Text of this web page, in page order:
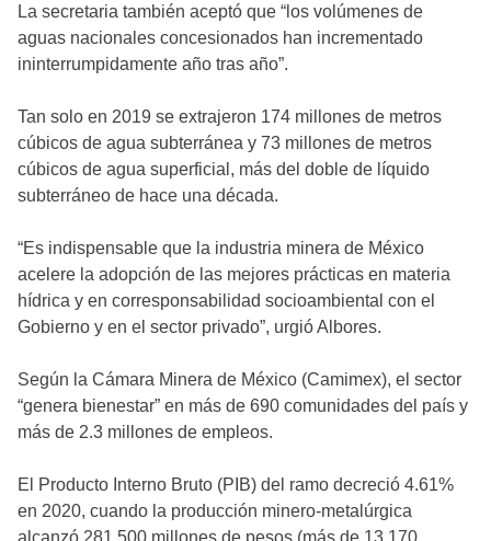
La secretaria también aceptó que “los volúmenes de
aguas nacionales concesionados han incrementado
ininterrumpidamente año tras año”.
Tan solo en 2019 se extrajeron 174 millones de metros
cúbicos de agua subterránea y 73 millones de metros
cúbicos de agua superficial, más del doble de líquido
subterráneo de hace una década.
“Es indispensable que la industria minera de México
acelere la adopción de las mejores prácticas en materia
hídrica y en corresponsabilidad socioambiental con el
Gobierno y en el sector privado”, urgió Albores.
Según la Cámara Minera de México (Camimex), el sector
“genera bienestar” en más de 690 comunidades del país y
más de 2.3 millones de empleos.
El Producto Interno Bruto (PIB) del ramo decreció 4.61%
en 2020, cuando la producción minero-metalúrgica
alcanzó 281,500 millones de pesos (más de 13,170